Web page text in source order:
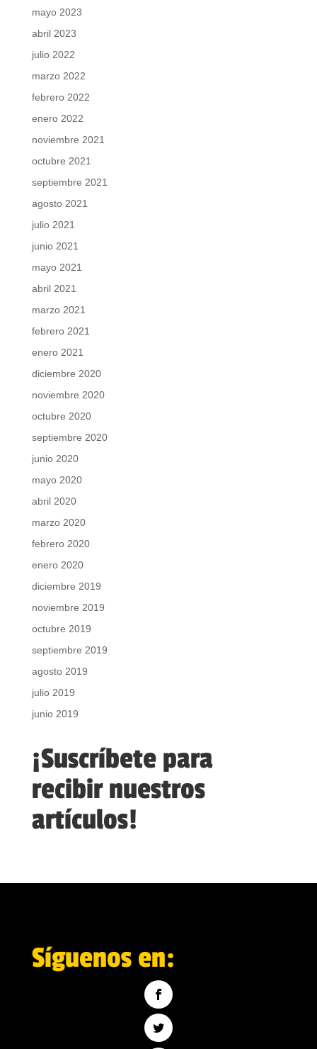
mayo 2023
abril 2023
julio 2022
marzo 2022
febrero 2022
enero 2022
noviembre 2021
octubre 2021
septiembre 2021
agosto 2021
julio 2021
junio 2021
mayo 2021
abril 2021
marzo 2021
febrero 2021
enero 2021
diciembre 2020
noviembre 2020
octubre 2020
septiembre 2020
junio 2020
mayo 2020
abril 2020
marzo 2020
febrero 2020
enero 2020
diciembre 2019
noviembre 2019
octubre 2019
septiembre 2019
agosto 2019
julio 2019
junio 2019
¡Suscríbete para
recibir nuestros
artículos!
Síguenos en: